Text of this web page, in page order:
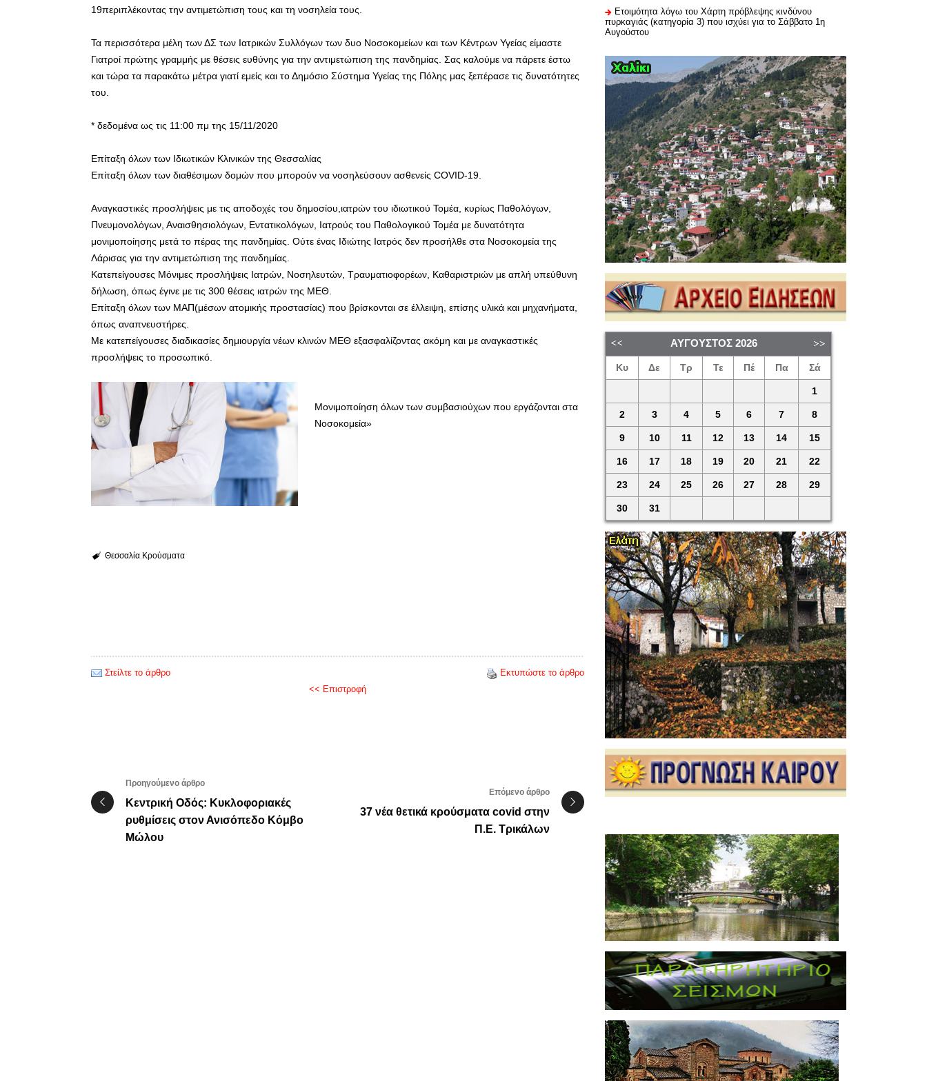
19περιπλέκοντας την αντιμετώπιση τους και τη νοσηλεία τους.
Τα περισσότερα μέλη των ΔΣ των Ιατρικών Συλλόγων των δυο Νοσοκομείων και των Κέντρων Υγείας είμαστε
Γιατροί πρώτης γραμμής με θέσεις ευθύνης για την αντιμετώπιση της πανδημίας. Σας καλούμε να πάρετε έστω
και τώρα τα παρακάτω μέτρα γιατί εμείς και το Δημόσιο Σύστημα Υγείας της Πόλης μας ξεπέρασε τις δυνατότητες
του.
* δεδομένα ως τις 11:00 πμ της 15/11/2020
Επίταξη όλων των Ιδιωτικών Κλινικών της Θεσσαλίας
Επίταξη όλων των διαθέσιμων δομών που μπορούν να νοσηλεύσουν ασθενείς COVID-19.
Αναγκαστικές προσλήψεις με τις αποδοχές του δημοσίου,ιατρών του ιδιωτικού Τομέα, κυρίως Παθολόγων,
Πνευμονολόγων, Αναισθησιολόγων, Εντατικολόγων, Ιατρούς του Παθολογικού Τομέα με δυνατότητα
μονιμοποίησης μετά το πέρας της πανδημίας. Ούτε ένας Ιδιώτης Ιατρός δεν προσήλθε στα Νοσοκομεία της
Λάρισας για την αντιμετώπιση της πανδημίας.
Κατεπείγουσες Μόνιμες προσλήψεις Ιατρών, Νοσηλευτών, Τραυματιοφορέων, Καθαριστριών με απλή υπεύθυνη
δήλωση, όπως έγινε με τις 300 θέσεις ιατρών της ΜΕΘ.
Επίταξη όλων των ΜΑΠ(μέσων ατομικής προστασίας) που βρίσκονται σε έλλειψη, επίσης υλικά και μηχανήματα,
όπως αναπνευστήρες.
Με κατεπείγουσες διαδικασίες δημιουργία νέων κλινών ΜΕΘ εξασφαλίζοντας ακόμη και με αναγκαστικές
προσλήψεις το προσωπικό.
Μονιμοποίηση όλων των συμβασιούχων που εργάζονται στα
Νοσοκομεία»
Θεσσαλία Κρούσματα
Στείλτε το άρθρο
Εκτυπώστε το άρθρο
<< Επιστροφή
Προηγούμενο άρθρο
Κεντρική Οδός: Κυκλοφοριακές
ρυθμίσεις στον Ανισόπεδο Κόμβο
Μώλου
Επόμενο άρθρο
37 νέα θετικά κρούσματα covid στην
Π.Ε. Τρικάλων
Ετοιμότητα λόγω του Χάρτη πρόβλεψης κινδύνου
πυρκαγιάς (κατηγορία 3) που ισχύει για το Σάββατο 1η
Αυγούστου
ΑΎΓΟΥΣΤΟΣ 2026
Κυ Δε Τρ Τε Πέ Πα Σά
1
2 3 4 5 6 7 8
9 10 11 12 13 14 15
16 17 18 19 20 21 22
23 24 25 26 27 28 29
30 31